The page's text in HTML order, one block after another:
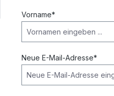
Vorname*
Neue E-Mail-Adresse*